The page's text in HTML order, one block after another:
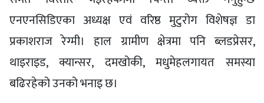
एनएनसिडिएका अध्यक्ष एवं वरिष्ठ मुटुरोग विशेषज्ञ डा
प्रकाशराज रेग्मी। हाल ग्रामीण क्षेत्रमा पनि ब्लडप्रेसर,
थाइराइड, क्यान्सर, दमखोकी, मधुमेहलगायत समस्या
बढिरहेको उनको भनाइ छ।